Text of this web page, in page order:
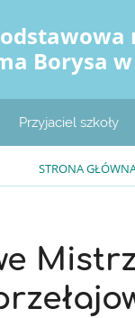
Borysa
Przyjaciel szkoły
STRONA